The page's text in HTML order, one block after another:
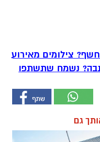
צילומים מאירוע
נשמח שתשתפו
גם